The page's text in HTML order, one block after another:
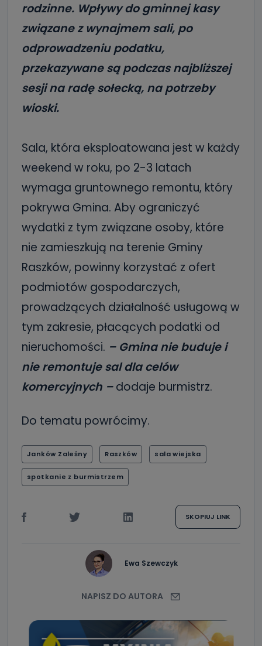
rodzinne. Wpływy do gminnej kasy
związane z wynajmem sali, po
odprowadzeniu podatku,
przekazywane są podczas najbliższej
sesji na radę sołecką, na potrzeby
wioski.
Sala, która eksploatowana jest w każdy
weekend w roku, po 2-3 latach
wymaga gruntownego remontu, który
pokrywa Gmina. Aby ograniczyć
wydatki z tym związane osoby, które
nie zamieszkują na terenie Gminy
Raszków, powinny korzystać z ofert
podmiotów gospodarczych,
prowadzących działalność usługową w
tym zakresie, płacących podatki od
nieruchomości. – Gmina nie buduje i
nie remontuje sal dla celów
komercyjnych –dodaje burmistrz.
Do tematu powrócimy.
Janków Zaleśny Raszków sala wiejska
spotkanie z burmistrzem
SKOPIUJ LINK
Ewa Szewczyk
NAPISZ DO AUTORA